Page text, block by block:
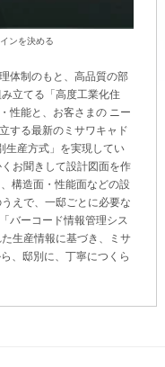
ンを決める
体制のもと、高品質の部
立てる「高度工業化住
性能と、お客さまの ニー
する最新のミサワキャド
生産方式」を実現してい
お聞きして設計図面を作
構造面・性能面などの設
えで、一邸ごとに必要な
バーコード情報管理シス
生産情報に基づき、ミサ
、邸別に、丁寧につくら